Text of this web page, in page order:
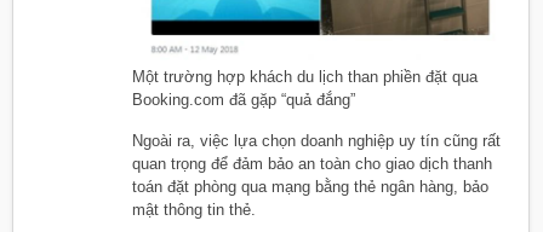
Một trường hợp khách du lịch than phiền đặt qua
Booking.com đã gặp “quả đắng”
Ngoài ra, việc lựa chọn doanh nghiệp uy tín cũng rất
quan trọng để đảm bảo an toàn cho giao dịch thanh
toán đặt phòng qua mạng bằng thẻ ngân hàng, bảo
mật thông tin thẻ.